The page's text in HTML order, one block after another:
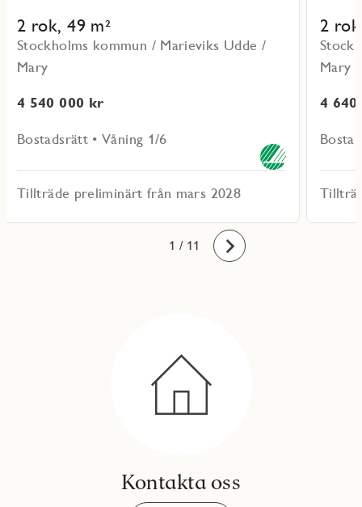
2 rok, 49 m²
Stockholms kommun / Marieviks Udde /
Mary
4 540 000 kr
Bostadsrätt • Våning 1/6
Tillträde preliminärt från mars 2028
2
Mary
4
1
2
3
4
5
6
7
8
9
10
11 / 11 Framåt
Kontakta oss